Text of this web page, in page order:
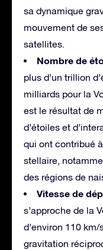
sa dynamique
mouvement de
satellites.
Nombre de
plus d’un trillion
milliards pour la
est le résultat de
d’étoiles et
qui ont contribué
stellaire,
des régions de
Vitesse de
s’approche de la
d’environ 110
gravitation